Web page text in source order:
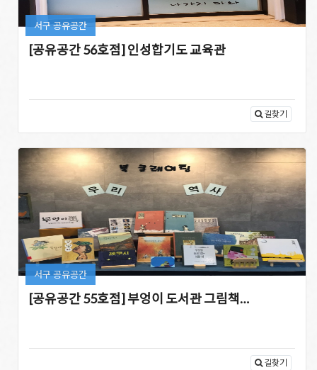
서구 공유공간
[공유공간 56호점] 인성합기도 교육관
길찾기
서구 공유공간
[공유공간 55호점] 부엉이 도서관 그림책…
길찾기